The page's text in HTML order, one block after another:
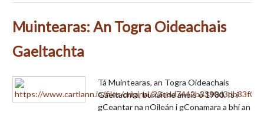
Muintearas: An Togra Oideachais
Gaeltachta
Tá Muintearas, an Togra Oideachais
Gaeltachta, bunaithe anois ó 1980. Is i
gCeantar na nOileán i gConamara a bhí an